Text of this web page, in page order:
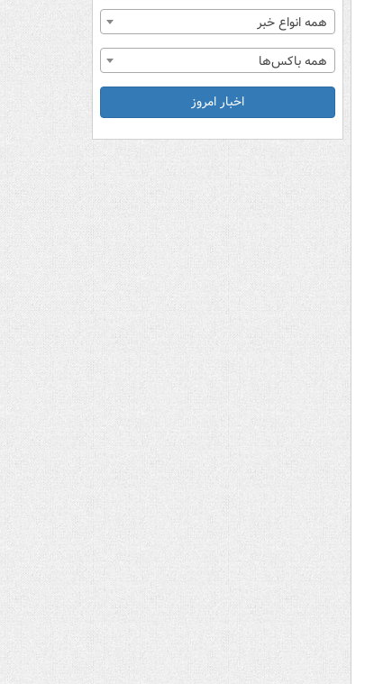
همه انواع خبر
همه باکس‌ها
اخبار امروز